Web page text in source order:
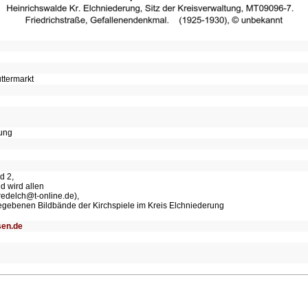
2,
wird allen
online.de),
Bildbände der Kirchspiele im Kreis Elchniederung